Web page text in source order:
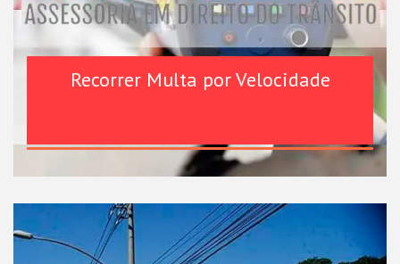
Recorrer Multa por Velocidade